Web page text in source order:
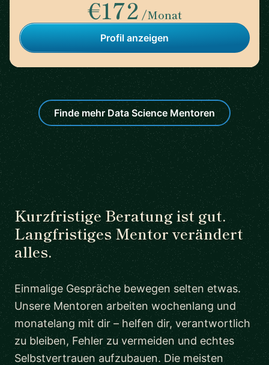
€172 /Monat
Profil anzeigen
Finde mehr Data Science Mentoren
Kurzfristige Beratung ist gut.
Langfristiges Mentor verändert
alles.
Einmalige Gespräche bewegen selten etwas.
Unsere Mentoren arbeiten wochenlang und
monatelang mit dir – helfen dir, verantwortlich
zu bleiben, Fehler zu vermeiden und echtes
Selbstvertrauen aufzubauen. Die meisten